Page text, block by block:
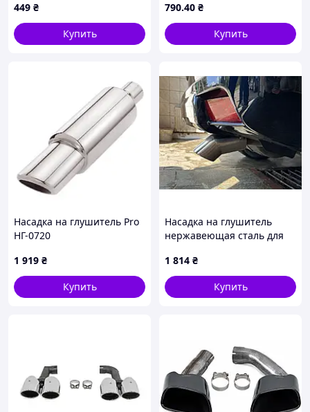
449 ₴
Купить
ящ)!
790.40 ₴
Купить
Насадка на глушитель Pro
НГ-0720
1 919 ₴
Купить
Насадка на глушитель
нержавеющая сталь для
150 2009-2023 гг
1 814 ₴
Купить